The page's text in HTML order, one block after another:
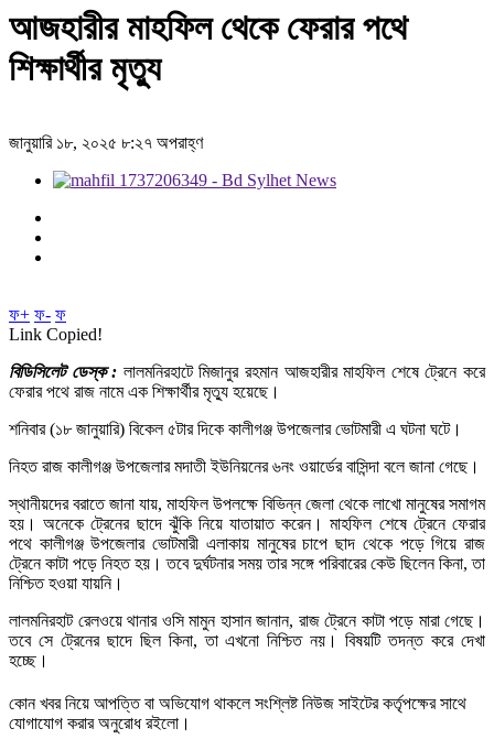
আজহারীর মাহফিল থেকে ফেরার পথে
শিক্ষার্থীর মৃত্যু
জানুয়ারি ১৮, ২০২৫ ৮:২৭ অপরাহ্ণ
ফ+ ফ- ফ
Link Copied!
বিডিসিলেট ডেস্ক : লালমনিরহাটে মিজানুর রহমান আজহারীর মাহফিল শেষে ট্রেনে করে
ফেরার পথে রাজ নামে এক শিক্ষার্থীর মৃত্যু হয়েছে।
শনিবার (১৮ জানুয়ারি) বিকেল ৫টার দিকে কালীগঞ্জ উপজেলার ভোটমারী এ ঘটনা ঘটে।
নিহত রাজ কালীগঞ্জ উপজেলার মদাতী ইউনিয়নের ৬নং ওয়ার্ডের বাসিন্দা বলে জানা গেছে।
স্থানীয়দের বরাতে জানা যায়, মাহফিল উপলক্ষে বিভিন্ন জেলা থেকে লাখো মানুষের সমাগম
হয়। অনেকে ট্রেনের ছাদে ঝুঁকি নিয়ে যাতায়াত করেন। মাহফিল শেষে ট্রেনে ফেরার
পথে কালীগঞ্জ উপজেলার ভোটমারী এলাকায় মানুষের চাপে ছাদ থেকে পড়ে গিয়ে রাজ
ট্রেনে কাটা পড়ে নিহত হয়। তবে দুর্ঘটনার সময় তার সঙ্গে পরিবারের কেউ ছিলেন কিনা, তা
নিশ্চিত হওয়া যায়নি।
লালমনিরহাট রেলওয়ে থানার ওসি মামুন হাসান জানান, রাজ ট্রেনে কাটা পড়ে মারা গেছে।
তবে সে ট্রেনের ছাদে ছিল কিনা, তা এখনো নিশ্চিত নয়। বিষয়টি তদন্ত করে দেখা
হচ্ছে।
কোন খবর নিয়ে আপত্তি বা অভিযোগ থাকলে সংশ্লিষ্ট নিউজ সাইটের কর্তৃপক্ষের সাথে
যোগাযোগ করার অনুরোধ রইলো।